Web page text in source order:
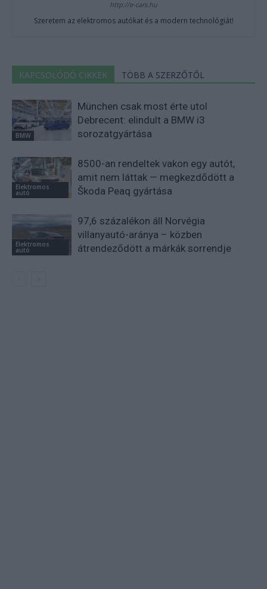
http://e-cars.hu
Szeretem az elektromos autókat és a modern technológiát!
KAPCSOLÓDÓ CIKKEK TÖBB A SZERZŐTŐL
BMW
München csak most érte utol
Debrecent: elindult a BMW i3
sorozatgyártása
Elektromos
autó
8500-an rendeltek vakon egy autót,
amit nem láttak — megkezdődött a
Škoda Peaq gyártása
Elektromos
autó
97,6 százalékon áll Norvégia
villanyautó-aránya – közben
átrendeződött a márkák sorrendje